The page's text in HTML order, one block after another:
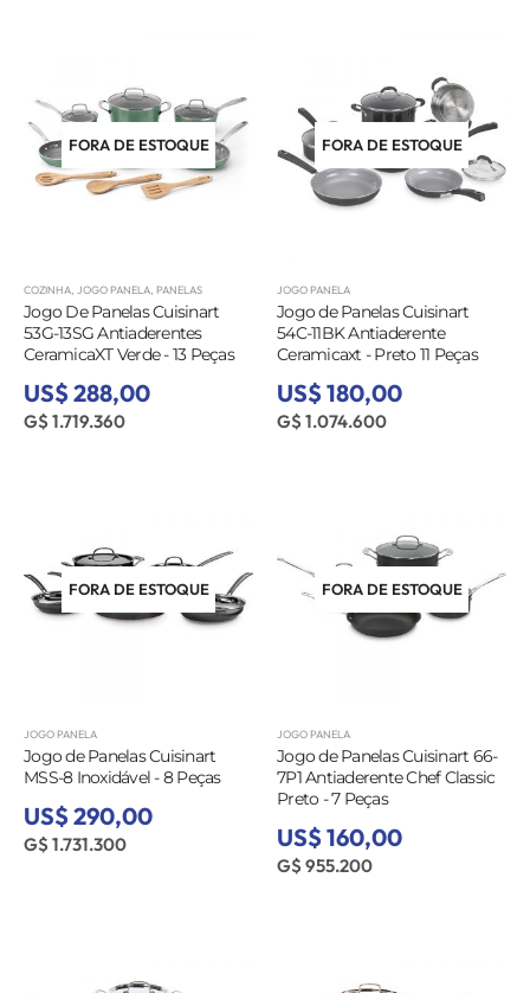
FORA DE ESTOQUE
COZINHA JOGO PANELA PANELAS
Jogo De Panelas Cuisinart
53G-13SG Antiaderentes
CeramicaXT Verde - 13 Peças
US$ 288,00
G$ 1.719.360
FORA DE ESTOQUE
JOGO PANELA
Jogo de Panelas Cuisinart
54C-11BK Antiaderente
Ceramicaxt - Preto 11 Peças
US$ 180,00
G$ 1.074.600
FORA DE ESTOQUE
JOGO PANELA
Jogo de Panelas Cuisinart
MSS-8 Inoxidável - 8 Peças
US$ 290,00
G$ 1.731.300
FORA DE ESTOQUE
JOGO PANELA
Jogo de Panelas Cuisinart 66-
7P1 Antiaderente Chef Classic
Preto - 7 Peças
US$ 160,00
G$ 955.200